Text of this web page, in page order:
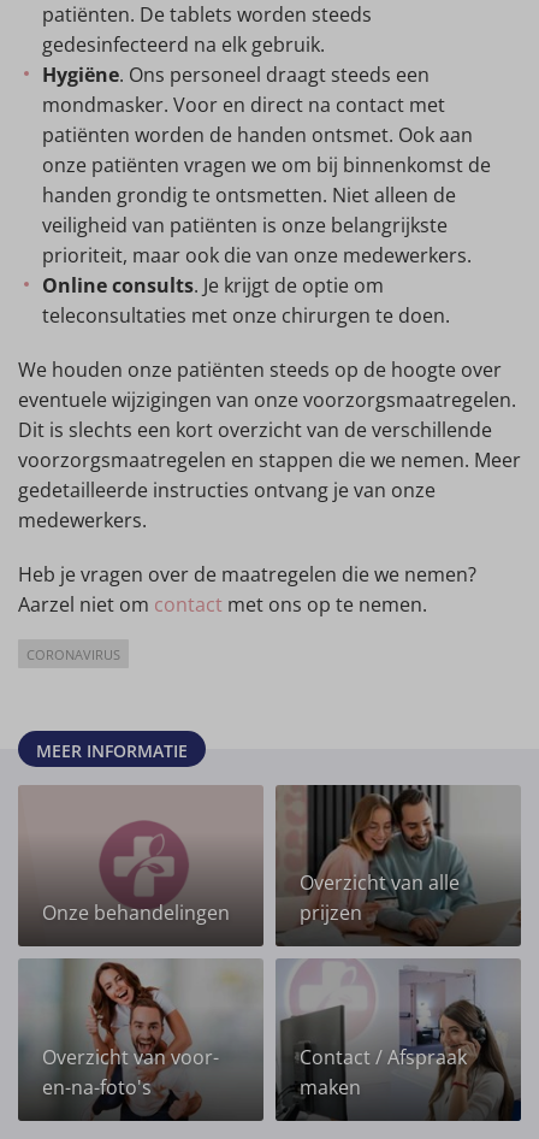
patiënten. De tablets worden steeds
gedesinfecteerd na elk gebruik.
Hygiëne. Ons personeel draagt steeds een
mondmasker. Voor en direct na contact met
patiënten worden de handen ontsmet. Ook aan
onze patiënten vragen we om bij binnenkomst de
handen grondig te ontsmetten. Niet alleen de
veiligheid van patiënten is onze belangrijkste
prioriteit, maar ook die van onze medewerkers.
Online consults. Je krijgt de optie om
teleconsultaties met onze chirurgen te doen.
We houden onze patiënten steeds op de hoogte over
eventuele wijzigingen van onze voorzorgsmaatregelen.
Dit is slechts een kort overzicht van de verschillende
voorzorgsmaatregelen en stappen die we nemen. Meer
gedetailleerde instructies ontvang je van onze
medewerkers.
Heb je vragen over de maatregelen die we nemen?
Aarzel niet om contact met ons op te nemen.
CORONAVIRUS
MEER INFORMATIE
Onze behandelingen
Overzicht van alle
prijzen
Overzicht van voor-
en-na-foto's
Contact / Afspraak
maken